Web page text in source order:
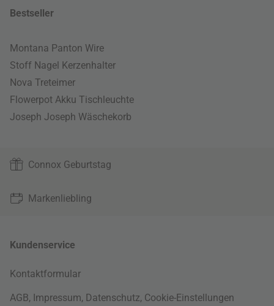
Bestseller
Montana Panton Wire
Stoff Nagel Kerzenhalter
Nova Treteimer
Flowerpot Akku Tischleuchte
Joseph Joseph Wäschekorb
Connox Geburtstag
Markenliebling
Kundenservice
Kontaktformular
AGB, Impressum, Datenschutz, Cookie-Einstellungen